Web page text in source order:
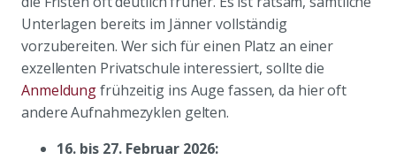
Unterlagen bereits im Jänner vollständig
vorzubereiten. Wer sich für einen Platz an einer
exzellenten Privatschule interessiert, sollte die
Anmeldungfrühzeitig ins Auge fassen, da hier oft
andere Aufnahmezyklen gelten.
16. bis 27. Februar 2026: